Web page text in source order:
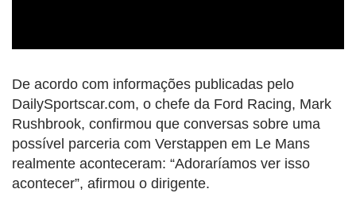
De acordo com informações publicadas pelo
DailySportscar.com, o chefe da Ford Racing, Mark
Rushbrook, confirmou que conversas sobre uma
possível parceria com Verstappen em Le Mans
realmente aconteceram: “Adoraríamos ver isso
acontecer”, afirmou o dirigente.